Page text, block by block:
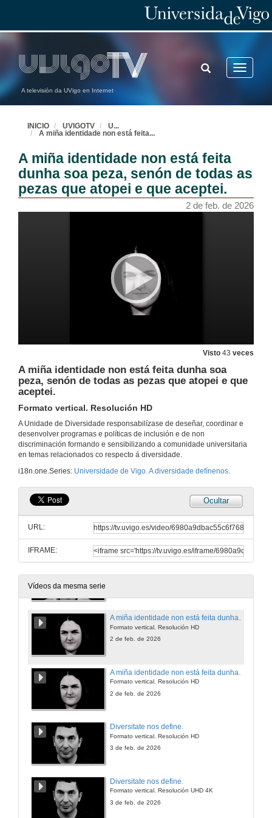
A televisión da UVigo en Internet
Toggle
TOGGLE
SEARCH
INICIO UVIGOTV U...
A miña identidade non está feita...
A miña identidade non está feita
dunha soa peza, senón de todas as
pezas que atopei e que aceptei.
2 de feb. de 2026
Visto 43 veces
A miña identidade non está feita dunha soa
peza, senón de todas as pezas que atopei e que
aceptei.
Formato vertical. Resolución HD
A Unidade de Diversidade responsabilízase de deseñar, coordinar e
desenvolver programas e políticas de inclusión e de non
discriminación formando e sensibilizando a comunidade universitaria
en temas relacionados co respecto á diversidade.
i18n.one.Series: Universidade de Vigo. A diversidade defínenos.
Ocultar
URL:
IFRAME:
Vídeos da mesma serie
Universidade de Vigo. A diversidade defínenos.
Resolución HD
2 de feb. de 2026
Universidade de Vigo. A diversidade defínenos.
A miña identidade non está feita dunha soa peza, senón de todas as pezas que atopei e que aceptei.
Formato vertical. Resolución HD
2 de feb. de 2026
Formato vertical. Resolución HD
2 de feb. de 2026
Diversitate nos define.
Formato vertical. Resolución HD
3 de feb. de 2026
Diversitate nos define.
Formato vertical. Resolución UHD 4K
3 de feb. de 2026